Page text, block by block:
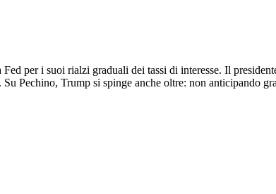
per i suoi rialzi graduali dei tassi di interesse. Il
Pechino, Trump si spinge anche oltre: non anticipando